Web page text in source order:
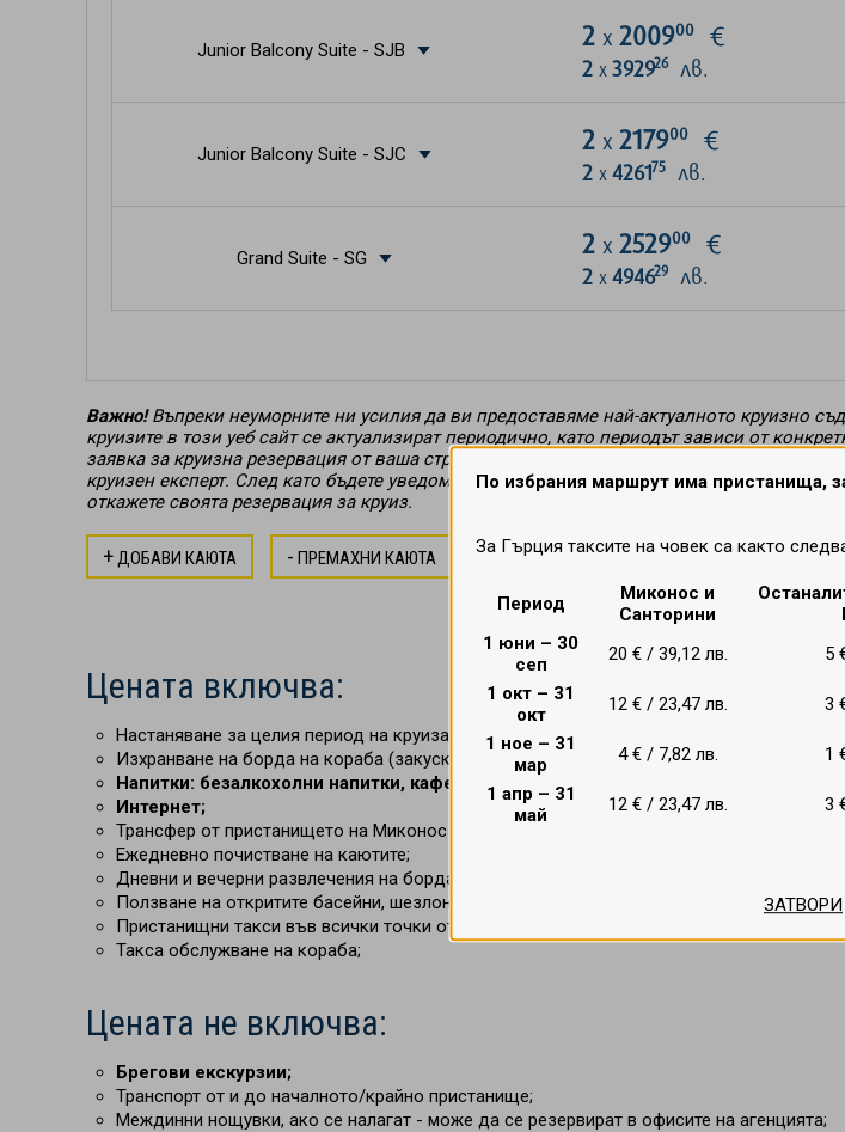
Junior Balcony Suite - SJB 2 х 200900 €
2 х 392926 лв.
Junior Balcony Suite - SJC 2 х 217900 €
2 х 426175 лв.
Grand Suite - SG 2 х 252900 €
2 х 494629 лв.
Важно!Въпреки неуморните ни усилия да ви предоставяме най-актуалното круизно
круизите в този уеб сайт се актуализират периодично, като периодът зависи от
заявка за круизна резервация от ваша страна не е обвързващо, преди да получите
круизен експерт. След като бъдете уведомени за условията и сроковете на круиза,
откажете своята резервация за круиз.
+ДОБАВИ КАЮТА - ПРЕМАХНИ КАЮТА
Цената включва:
Настаняване за целия период на круиза в избрания тип каюта на посочения кораб на
Изхранване на борда на кораба (закуска, обяд, следобедна закуска, вечеря);
Напитки: безалкохолни напитки, кафе, чай, минерална вода - по време на
Интернет;
Трансфер от пристанището на Миконос до центъра на града (ако Миконос е част от
Ежедневно почистване на каютите;
Дневни и вечерни развлечения на борда на кораба;
Ползване на откритите басейни, шезлонги, джакузи и плажни хавлии;
Пристанищни такси във всички точки от маршрута;
Такса обслужване на кораба;
Цената не включва:
Брегови екскурзии;
Транспорт от и до началното/крайно пристанище;
Междинни нощувки, ако се налагат - може да се резервират в офисите на агенцията;
По избрания маршрут има пристанища,
За Гърция таксите на човек са както
Период
Миконос и
Санторини
1 юни – 30
сеп
20 € / 39,12 лв.
5
1 окт – 31
окт
12 € / 23,47 лв.
3
1 ное – 31
мар
4 € / 7,82 лв. 1
1 апр – 31
май
12 € / 23,47 лв. 3
ЗАТВОРИ